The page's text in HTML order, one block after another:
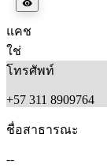
แคช
ใช่
โทรศัพท์
+57 311 8909764
ชื่อสาธารณะ
--